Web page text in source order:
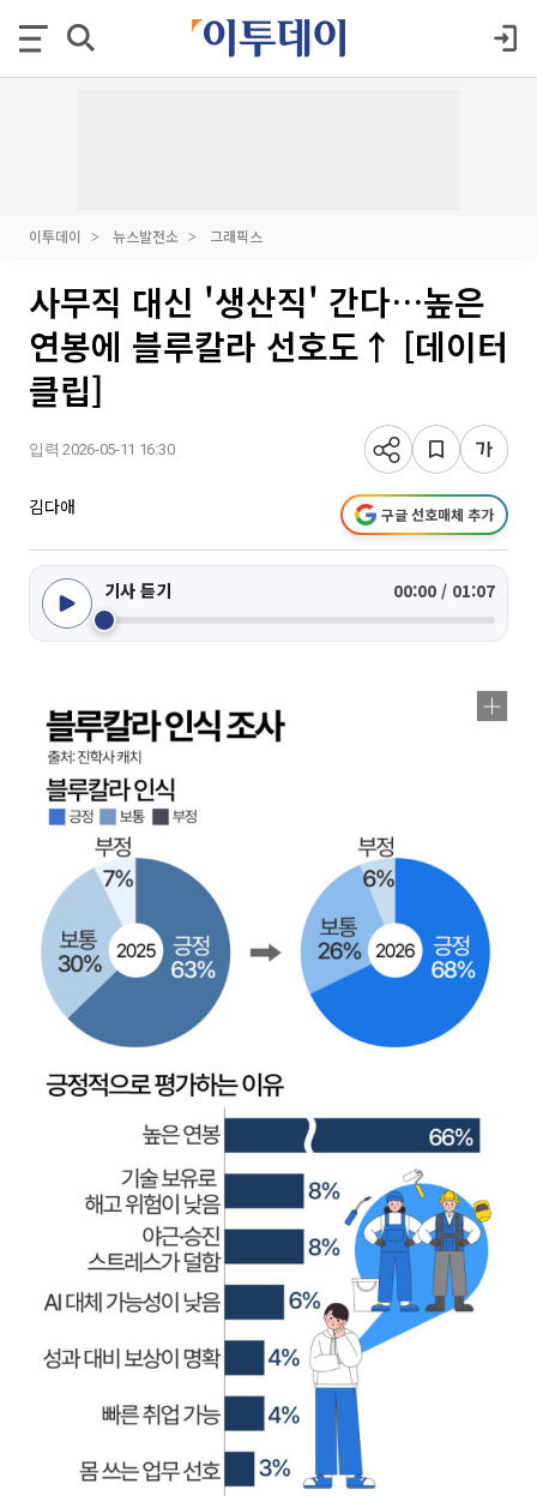
이투데이 뉴스발전소 그래픽스
사무직 대신 '생산직' 간다…높은
연봉에 블루칼라 선호도↑ [데이터
클립]
입력 2026-05-11 16:30
김다애 구글 선호매체 추가
기사 듣기 00:00 / 01:07